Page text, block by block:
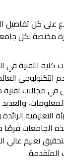
على كل تفاصيل
مختصة لكل
التقنية في
التكنولوجي
مجالات تقنية
المعلومات،
التعليمية
الجامعات فرصًا
تعليم
المتقدمة.